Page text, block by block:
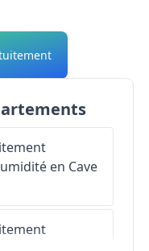
en Cave